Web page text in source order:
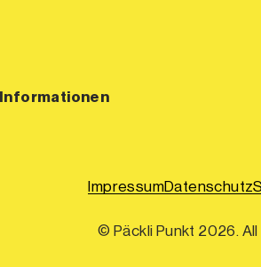
ImpressumDatenschutz
© Päckli Punkt 2026.